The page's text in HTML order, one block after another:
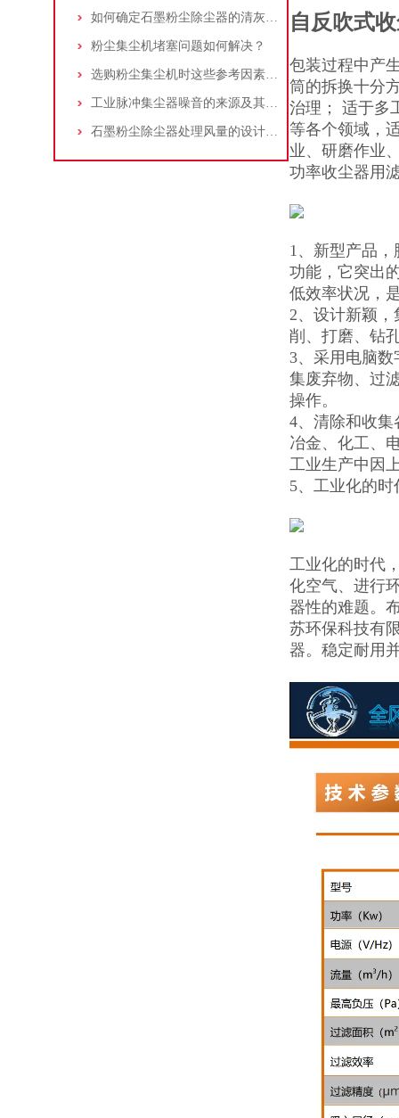
如何确定石墨粉尘除尘器的清灰速度？
粉尘集尘机堵塞问题如何解决？
选购粉尘集尘机时这些参考因素很重要！
工业脉冲集尘器噪音的来源及其控制策略
石墨粉尘除尘器处理风量的设计，你了解多少
自反吹式
包装过程中产
筒的拆换十分
治理； 适于多
等各个领域，
业、研磨作业
功率收尘器用
1、新型产品
功能，它突出
低效率状况，
2、设计新颖
削、打磨、钻
3、采用电脑
集废弃物、过
操作。
4、清除和收
冶金、化工、
工业生产中因
5、工业化的
工业化的时代
化空气、进行
器性的难题。
苏环保科技有
器。稳定耐用